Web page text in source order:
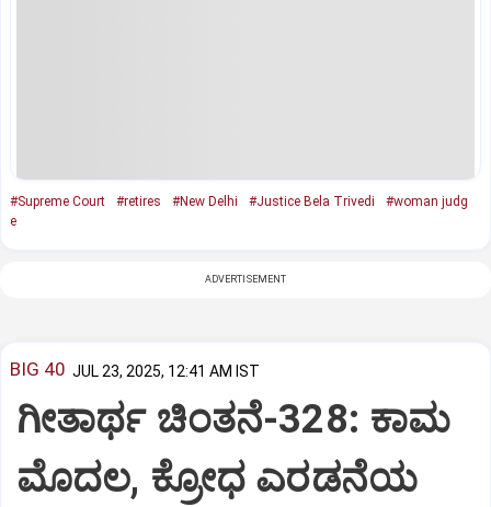
#Supreme Court #retires #New Delhi #Justice Bela Trivedi
#woman judg
e
ADVERTISEMENT
BIG 40 JUL 23, 2025, 12:41 AM IST
ಗೀತಾರ್ಥ ಚಿಂತನೆ-328: ಕಾಮ
ಮೊದಲ, ಕ್ರೋಧ ಎರಡನೆಯ